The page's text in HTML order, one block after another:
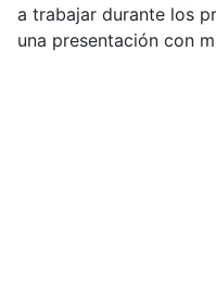
a trabajar durante los
una presentación con